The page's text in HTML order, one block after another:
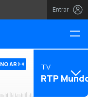
Entrar
NO AR TV
RTP